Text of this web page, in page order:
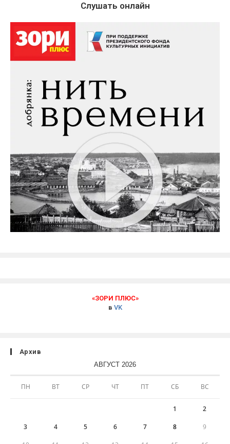
Слушать онлайн
«ЗОРИ ПЛЮС»
в VK
Архив
АВГУСТ 2026
ПН ВТ СР ЧТ ПТ СБ ВС
1 2
3 4 5 6 7 8 9